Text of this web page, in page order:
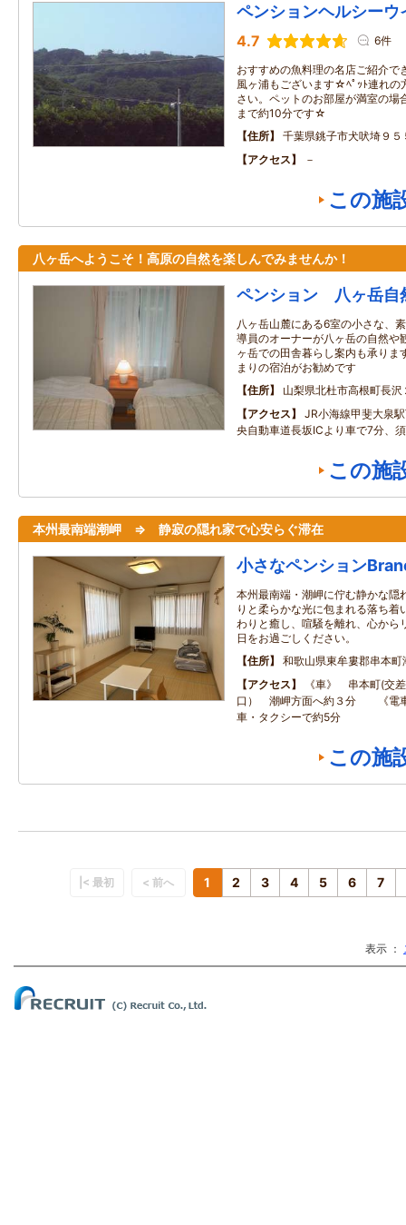
ペンションヘルシーウ
4.7 6件
おすすめの魚料理の名店ご紹介で
風ヶ浦もございます☆ﾍﾟｯﾄ連れの
さい。ペットのお部屋が満室の場
まで約10分です☆
住所
千葉県銚子市犬吠埼９５
アクセス
－
この施
八ヶ岳へようこそ！高原の自然を楽しんでみませんか！
ペンション 八ヶ岳自
八ヶ岳山麓にある6室の小さな、
導員のオーナーが八ヶ岳の自然や
ヶ岳での田舎暮らし案内も承りま
まりの宿泊がお勧めです
住所
山梨県北杜市高根町長
アクセス
JR小海線甲斐大泉
央自動車道長坂ICより車で7分、
この施
本州最南端潮岬 ⇒ 静寂の隠れ家で心安らぐ滞在
小さなペンション
本州最南端・潮岬に佇む静かな隠
りと柔らかな光に包まれる落ち着
わりと癒し、喧騒を離れ、心から
日をお過ごしください。
住所
和歌山県東牟婁郡串本
アクセス
《車》 串本町(交
口） 潮岬方面へ約３分 《電
車・タクシーで約5分
この施
|< 最初 < 前へ 1 2 3 4 5 6 7
表示 ：